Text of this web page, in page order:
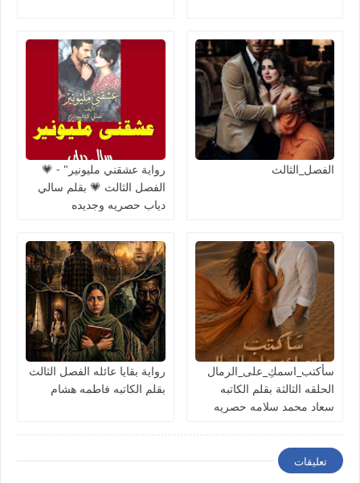
الفصل_الثالث
رواية عشقني مليونير" - 💗
الفصل الثالث 💗 بقلم سالي
دياب حصريه وجديده
سأكتب_اسمكِ_على_الرمال
الحلقه الثالثة بقلم الكاتبه
سعاد محمد سلامه حصريه
رواية بقايا عائله الفصل الثالث
بقلم الكاتبه فاطمه هشام
تعليقات